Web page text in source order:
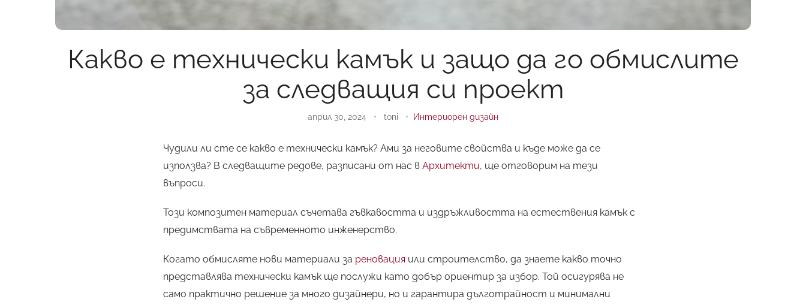
Какво е технически камък и защо да го обмислите
за следващия си проект
април 30, 2024 • toni • Интериорен дизайн
Чудили ли сте се какво е технически камък? Ами за неговите свойства и къде може да се
използва? В следващите редове, разписани от нас в Архитекти, ще отговорим на тези
въпроси.
Този композитен материал съчетава гъвкавостта и издръжливостта на естествения камък с
предимствата на съвременното инженерство.
Когато обмисляте нови материали за реновация или строителство, да знаете какво точно
представлява технически камък ще послужи като добър ориентир за избор. Той осигурява не
само практично решение за много дизайнери, но и гарантира дълготрайност и минимални